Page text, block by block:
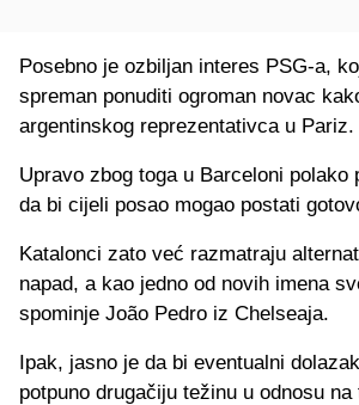
Posebno je ozbiljan interes PSG-a,
spreman ponuditi ogroman novac
argentinskog reprezentativca u Pariz.
Upravo zbog toga u Barceloni polako
da bi cijeli posao mogao postati
Katalonci zato već razmatraju
napad, a kao jedno od novih imena
spominje João Pedro iz Chelseaja.
Ipak, jasno je da bi eventualni
potpuno drugačiju težinu u odnosu